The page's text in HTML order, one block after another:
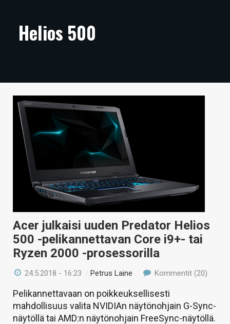
ARTIKKELIT
TECHBBS
TIETOA
HINTA.FI
KAUPPA
VAIHDA TEEMA
HAKU
Helios 500
Acer julkaisi uuden Predator Helios
500 -pelikannettavan Core i9+- tai
Ryzen 2000 -prosessorilla
24.5.2018 - 16:23 /Petrus Laine Kommentit (20)
Pelikannettavaan on poikkeuksellisesti
mahdollisuus valita NVIDIAn näytönohjain G-Sync-
näytöllä tai AMD:n näytönohjain FreeSync-näytöllä.